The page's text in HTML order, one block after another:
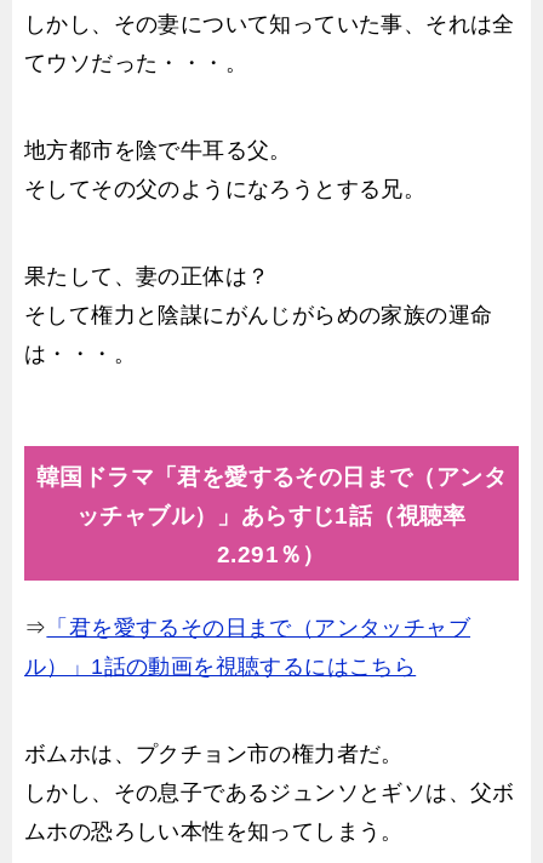
しかし、その妻について知っていた事、それは全
てウソだった・・・。
地方都市を陰で牛耳る父。
そしてその父のようになろうとする兄。
果たして、妻の正体は？
そして権力と陰謀にがんじがらめの家族の運命
は・・・。
韓国ドラマ「君を愛するその日まで（アンタ
ッチャブル）」あらすじ1話（視聴率
2.291％）
⇒ 「君を愛するその日まで（アンタッチャブ
ル）」1話の動画を視聴するにはこちら
ボムホは、プクチョン市の権力者だ。
しかし、その息子であるジュンソとギソは、父ボ
ムホの恐ろしい本性を知ってしまう。